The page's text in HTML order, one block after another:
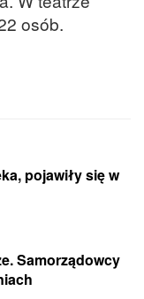
osób.
pojawiły się w
Samorządowcy